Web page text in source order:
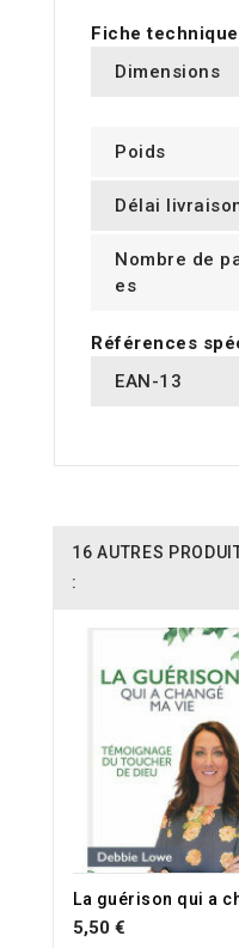
Fiche technique
Dimensions
Poids
Délai
Nombre de
es
Références
EAN-13
16 AUTRES
:
5,50 €